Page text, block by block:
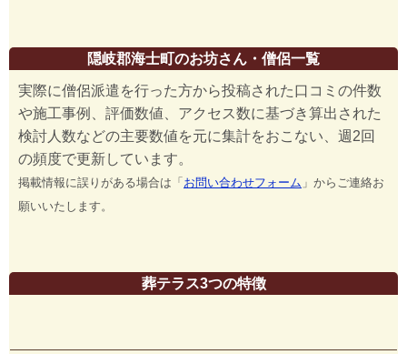
隠岐郡海士町のお坊さん・僧侶一覧
実際に僧侶派遣を行った方から投稿された口コミの件数
や施工事例、評価数値、アクセス数に基づき算出された
検討人数などの主要数値を元に集計をおこない、週2回
の頻度で更新しています。
掲載情報に誤りがある場合は「お問い合わせフォーム 」からご連絡お
願いいたします。
葬テラス3つの特徴